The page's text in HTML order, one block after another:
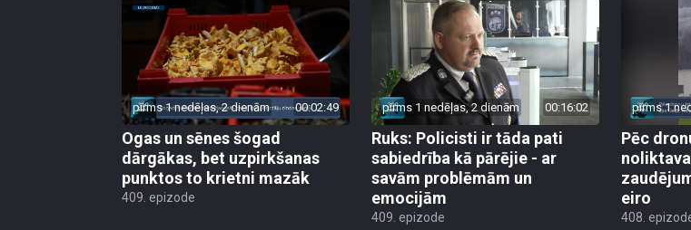
pirms 1 nedēļas, 2 dienām 00:02:49
Ogas un sēnes šogad
dārgākas, bet uzpirkšanas
punktos to krietni mazāk
409. epizode
pirms 1 nedēļas, 2 dienām 00:16:02
Ruks: Policisti ir tāda pati
sabiedrība kā pārējie - ar
savām problēmām un
emocijām
409. epizode
pirms 1
Pēc
eiro
408.